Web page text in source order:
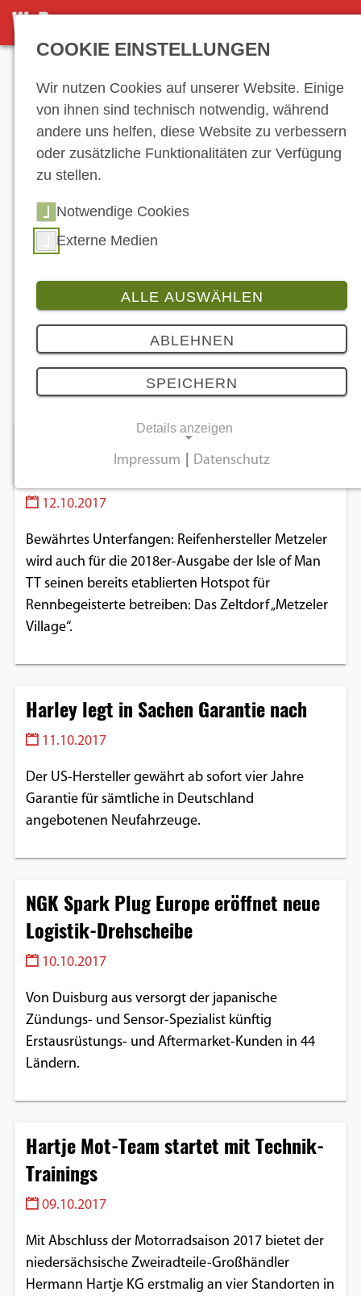
NEWS-ARCHIV
News-Archiv
… 43 44 45
51 52 53
68
71 72 73 74
77
78 79 80 81 82
Oktober 2017
Isle of Man TT 2018: Zelten mit
12.10.2017
Bewährtes Unterfangen: Reifenhersteller Metzeler
wird auch für die 2018er-Ausgabe der Isle of Man
TT seinen bereits etablierten Hotspot für
Rennbegeisterte betreiben: Das Zeltdorf „Metzeler
Village“.
Harley legt in Sachen Garantie nach
11.10.2017
Der US-Hersteller gewährt ab sofort vier Jahre
Garantie für sämtliche in Deutschland
angebotenen Neufahrzeuge.
NGK Spark Plug Europe eröffnet neue
Logistik-Drehscheibe
10.10.2017
Von Duisburg aus versorgt der japanische
Zündungs- und Sensor-Spezialist künftig
Erstausrüstungs- und Aftermarket-Kunden in 44
Ländern.
Hartje Mot-Team startet mit Technik-
Trainings
09.10.2017
Mit Abschluss der Motorradsaison 2017 bietet der
niedersächsische Zweiradteile-Großhändler
Hermann Hartje KG erstmalig an vier Standorten in
COOKIE EINSTELLUNGEN
Wir nutzen Cookies auf unserer Website. Einige
von ihnen sind technisch notwendig, während
andere uns helfen, diese Website zu verbessern
oder zusätzliche Funktionalitäten zur Verfügung
zu stellen.
Notwendige Cookies
Externe Medien
ALLE AUSWÄHLEN
ABLEHNEN
SPEICHERN
Details anzeigen
Notwendige Cookies ermöglichen
einwandfreie Funktion der Website
erforderlich.
Einverständnis-Cookie
cookie_consent
Zweck:
Dieser Cookie speichert die ausgewählten
Einverständnis-Optionen des Benutzers
Cookie Laufzeit:
1 Jahr
Um Inhalte von Videoplattformen und
Social Media Plattformen anzeigen zu
können, werden von diesen externen
Medien Cookies gesetzt.
YouTube
Anbieter:
Google
Impressum Datenschutz